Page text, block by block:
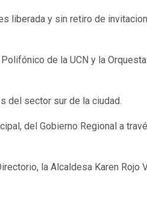
liberada y sin retiro de
de la UCN y la
del sector sur de la ciudad.
del Gobierno Regional a
la Alcaldesa Karen Rojo